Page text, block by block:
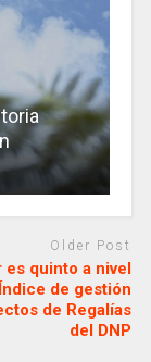
Older Post
es quinto a nivel
de gestión
de Regalías
del DNP